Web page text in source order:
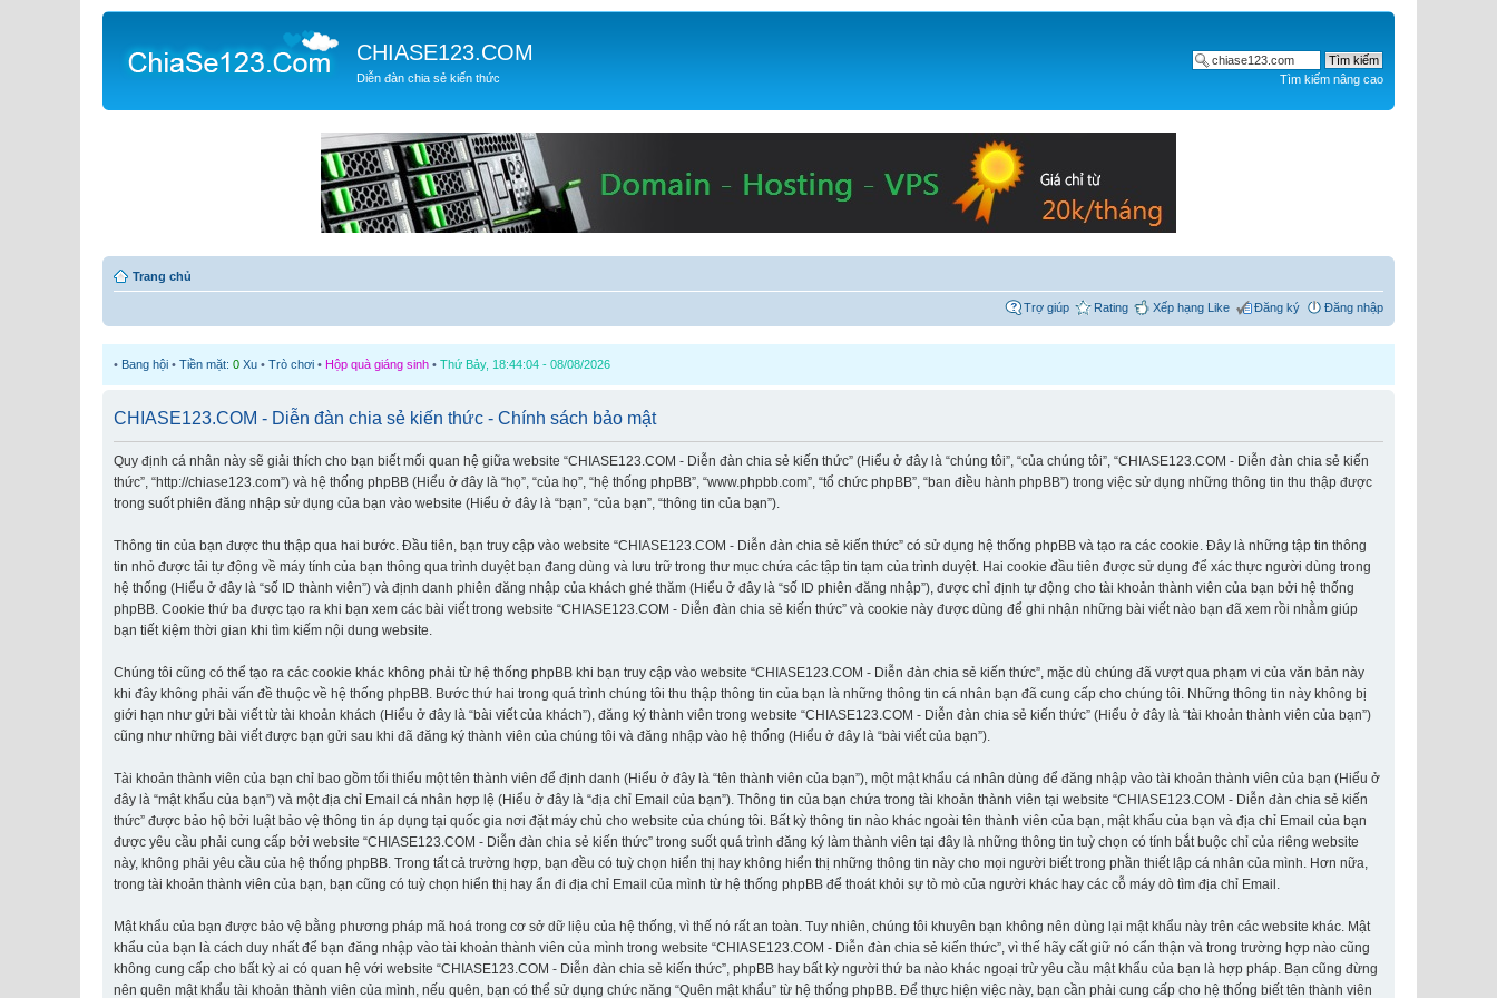
CHIASE123.COM
Diễn đàn chia sẻ kiến thức Tìm kiếm nâng cao
Trang chủ
Trợ giúp Rating Xếp hạng Like Đăng ký Đăng nhập
• Bang hội • Tiền mặt: 0 Xu • Trò chơi • Hộp quà giáng sinh • Thứ Bảy, 18:44:04 - 08/08/2026
CHIASE123.COM - Diễn đàn chia sẻ kiến thức - Chính sách bảo mật
Quy định cá nhân này sẽ giải thích cho bạn biết mối quan hệ giữa website “CHIASE123.COM - Diễn đàn chia sẻ kiến thức” (Hiểu ở đây là “chúng tôi”, “của chúng tôi”, “CHIASE123.COM - Diễn đàn chia sẻ kiến
thức”, “http://chiase123.com”) và hệ thống phpBB (Hiểu ở đây là “họ”, “của họ”, “hệ thống phpBB”, “www.phpbb.com”, “tổ chức phpBB”, “ban điều hành phpBB”) trong việc sử dụng những thông tin thu thập được
trong suốt phiên đăng nhập sử dụng của bạn vào website (Hiểu ở đây là “bạn”, “của bạn”, “thông tin của bạn”).
Thông tin của bạn được thu thập qua hai bước. Đầu tiên, bạn truy cập vào website “CHIASE123.COM - Diễn đàn chia sẻ kiến thức” có sử dụng hệ thống phpBB và tạo ra các cookie. Đây là những tập tin thông
tin nhỏ được tải tự động về máy tính của bạn thông qua trình duyệt bạn đang dùng và lưu trữ trong thư mục chứa các tập tin tạm của trình duyệt. Hai cookie đầu tiên được sử dụng để xác thực người dùng trong
hệ thống (Hiểu ở đây là “số ID thành viên”) và định danh phiên đăng nhập của khách ghé thăm (Hiểu ở đây là “số ID phiên đăng nhập”), được chỉ định tự động cho tài khoản thành viên của bạn bởi hệ thống
phpBB. Cookie thứ ba được tạo ra khi bạn xem các bài viết trong website “CHIASE123.COM - Diễn đàn chia sẻ kiến thức” và cookie này được dùng để ghi nhận những bài viết nào bạn đã xem rồi nhằm giúp
bạn tiết kiệm thời gian khi tìm kiếm nội dung website.
Chúng tôi cũng có thể tạo ra các cookie khác không phải từ hệ thống phpBB khi bạn truy cập vào website “CHIASE123.COM - Diễn đàn chia sẻ kiến thức”, mặc dù chúng đã vượt qua phạm vi của văn bản này
khi đây không phải vấn đề thuộc về hệ thống phpBB. Bước thứ hai trong quá trình chúng tôi thu thập thông tin của bạn là những thông tin cá nhân bạn đã cung cấp cho chúng tôi. Những thông tin này không bị
giới hạn như gửi bài viết từ tài khoản khách (Hiểu ở đây là “bài viết của khách”), đăng ký thành viên trong website “CHIASE123.COM - Diễn đàn chia sẻ kiến thức” (Hiểu ở đây là “tài khoản thành viên của bạn”)
cũng như những bài viết được bạn gửi sau khi đã đăng ký thành viên của chúng tôi và đăng nhập vào hệ thống (Hiểu ở đây là “bài viết của bạn”).
Tài khoản thành viên của bạn chỉ bao gồm tối thiểu một tên thành viên để định danh (Hiểu ở đây là “tên thành viên của bạn”), một mật khẩu cá nhân dùng để đăng nhập vào tài khoản thành viên của bạn (Hiểu ở
đây là “mật khẩu của bạn”) và một địa chỉ Email cá nhân hợp lệ (Hiểu ở đây là “địa chỉ Email của bạn”). Thông tin của bạn chứa trong tài khoản thành viên tại website “CHIASE123.COM - Diễn đàn chia sẻ kiến
thức” được bảo hộ bởi luật bảo vệ thông tin áp dụng tại quốc gia nơi đặt máy chủ cho website của chúng tôi. Bất kỳ thông tin nào khác ngoài tên thành viên của bạn, mật khẩu của bạn và địa chỉ Email của bạn
được yêu cầu phải cung cấp bởi website “CHIASE123.COM - Diễn đàn chia sẻ kiến thức” trong suốt quá trình đăng ký làm thành viên tại đây là những thông tin tuỳ chọn có tính bắt buộc chỉ của riêng website
này, không phải yêu cầu của hệ thống phpBB. Trong tất cả trường hợp, bạn đều có tuỳ chọn hiển thị hay không hiển thị những thông tin này cho mọi người biết trong phần thiết lập cá nhân của mình. Hơn nữa,
trong tài khoản thành viên của bạn, bạn cũng có tuỳ chọn hiển thị hay ẩn đi địa chỉ Email của mình từ hệ thống phpBB để thoát khỏi sự tò mò của người khác hay các cỗ máy dò tìm địa chỉ Email.
Mật khẩu của bạn được bảo vệ bằng phương pháp mã hoá trong cơ sở dữ liệu của hệ thống, vì thế nó rất an toàn. Tuy nhiên, chúng tôi khuyên bạn không nên dùng lại mật khẩu này trên các website khác. Mật
khẩu của bạn là cách duy nhất để bạn đăng nhập vào tài khoản thành viên của mình trong website “CHIASE123.COM - Diễn đàn chia sẻ kiến thức”, vì thế hãy cất giữ nó cẩn thận và trong trường hợp nào cũng
không cung cấp cho bất kỳ ai có quan hệ với website “CHIASE123.COM - Diễn đàn chia sẻ kiến thức”, phpBB hay bất kỳ người thứ ba nào khác ngoại trừ yêu cầu mật khẩu của bạn là hợp pháp. Bạn cũng đừng
nên quên mật khẩu tài khoản thành viên của mình, nếu quên, bạn có thể sử dụng chức năng “Quên mật khẩu” từ hệ thống phpBB. Để thực hiện việc này, bạn cần phải cung cấp cho hệ thống biết tên thành viên